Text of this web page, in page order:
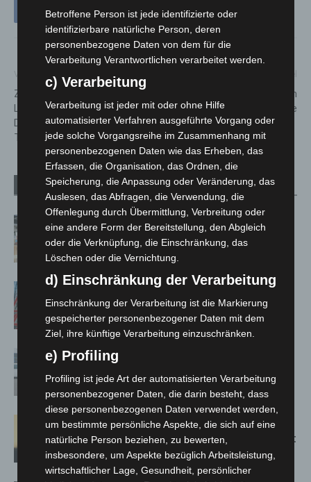
Vorheriger Artikel
Zahl der Woche: 125 Liter
Leitungswasser nutzt jeder
Deutsche im Durchschnitt pro
Tag
Feuer in Club & Musik-Bar in
der Mehlstraße
Verwandte Artikel Mehr vom Autor
Kunst trifft Weingenuss: Barbara-
Susann Mehring zeigt ihre Werke im
Jacques’ Wein-Depot Isernhagen
A2: Zweite Turbobaustelle startet
zwischen Hannover-West und
Bothfeld
Niedersachsen: Feuerwehrkräfte
kehren nach Waldbrandeinsatz aus
Spanien zurück
Hannover: Erste Tigermücken-
Population in Niedersachsen entdeckt
Betroffene Person ist jede identifizierte oder
identifizierbare natürliche Person, deren
personenbezogene Daten von dem für die
Verarbeitung Verantwortlichen verarbeitet werden.
c) Verarbeitung
Verarbeitung ist jeder mit oder ohne Hilfe
automatisierter Verfahren ausgeführte Vorgang oder
jede solche Vorgangsreihe im Zusammenhang mit
personenbezogenen Daten wie das Erheben, das
Erfassen, die Organisation, das Ordnen, die
Speicherung, die Anpassung oder Veränderung, das
Auslesen, das Abfragen, die Verwendung, die
Offenlegung durch Übermittlung, Verbreitung oder
eine andere Form der Bereitstellung, den Abgleich
oder die Verknüpfung, die Einschränkung, das
Löschen oder die Vernichtung.
d) Einschränkung der Verarbeitung
Einschränkung der Verarbeitung ist die Markierung
gespeicherter personenbezogener Daten mit dem
Ziel, ihre künftige Verarbeitung einzuschränken.
e) Profiling
Profiling ist jede Art der automatisierten Verarbeitung
personenbezogener Daten, die darin besteht, dass
diese personenbezogenen Daten verwendet werden,
um bestimmte persönliche Aspekte, die sich auf eine
natürliche Person beziehen, zu bewerten,
insbesondere, um Aspekte bezüglich Arbeitsleistung,
wirtschaftlicher Lage, Gesundheit, persönlicher